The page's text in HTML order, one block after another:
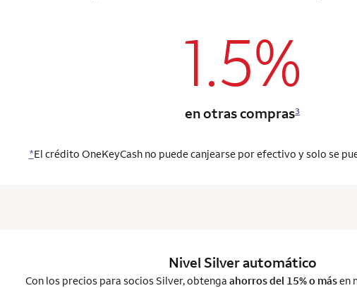
column 1 Onkey card
1.5%
en otras compras3
*El crédito OneKeyCash no puede canjearse por efectivo y solo se
column 1 Onkey card
Nivel Silverautomático
Con los precios para socios Silver, obtenga ahorros del 15% o másen